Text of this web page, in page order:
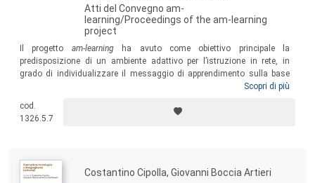
Atti del Convegno am-
learning/Proceedings of the am-learning
project
Il progetto am-learningha avuto come obiettivo principale la
predisposizione di un ambiente adattivo per l’istruzione in rete, in
grado di individualizzare il messaggio di apprendimento sulla base
delle competenze linguistiche dei destinatari. Il volume riporta gli
organizzata a conclusione del progetto per discutere i risultati e le
prospettive aperte in seguito al progetto stesso.
Scopri di più
cod.
1326.5.7
Costantino Cipolla, Giovanni Boccia Artieri